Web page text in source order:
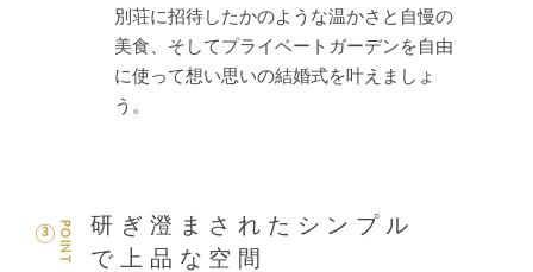
別荘に招待したかのような温かさと自慢の
美食、そしてプライベートガーデンを自由
に使って想い思いの結婚式を叶えましょ
う。
POINT
3
研ぎ澄まされたシンプル
で上品な空間